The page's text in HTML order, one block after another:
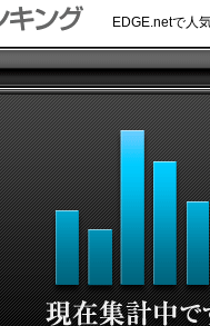
EDGE.netで人